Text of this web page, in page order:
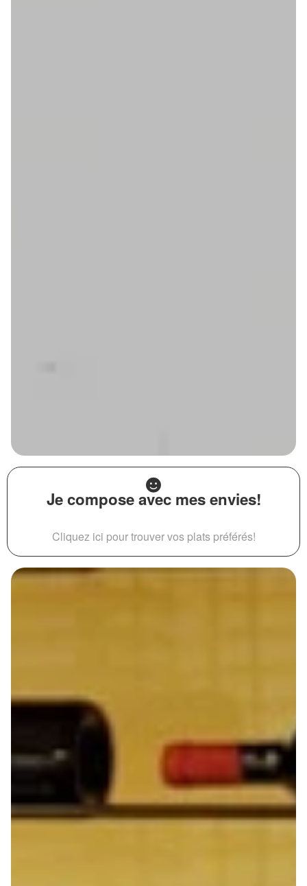
Je compose avec mes envies!
Cliquez ici pour trouver vos plats préférés!